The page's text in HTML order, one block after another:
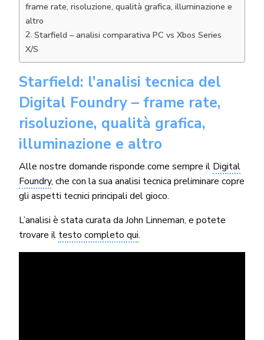
frame rate, risoluzione, qualità grafica, illuminazione e
altro
Starfield – analisi comparativa PC vs Xbos Series
X/S
Starfield: l’analisi tecnica del
Digital Foundry – frame rate,
risoluzione, qualità grafica,
illuminazione e altro
Alle nostre domande risponde come sempre il Digital
Foundry, che con la sua analisi tecnica preliminare copre
gli aspetti tecnici principali del gioco.
L’analisi è stata curata da John Linneman, e potete
trovare il testo completo qui.